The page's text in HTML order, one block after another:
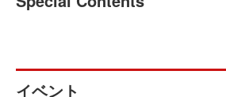
イベント